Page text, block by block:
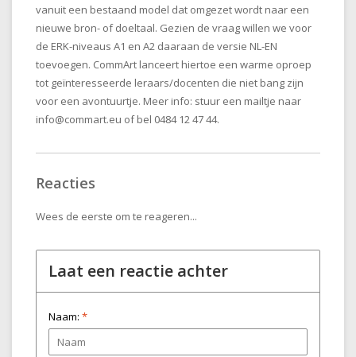
vanuit een bestaand model dat omgezet wordt naar een
nieuwe bron- of doeltaal. Gezien de vraag willen we voor
de ERK-niveaus A1 en A2 daaraan de versie NL-EN
toevoegen. CommArt lanceert hiertoe een warme oproep
tot geïnteresseerde leraars/docenten die niet bang zijn
voor een avontuurtje. Meer info: stuur een mailtje naar
info@commart.eu of bel 0484 12 47 44.
Reacties
Wees de eerste om te reageren...
Laat een reactie achter
Naam: *